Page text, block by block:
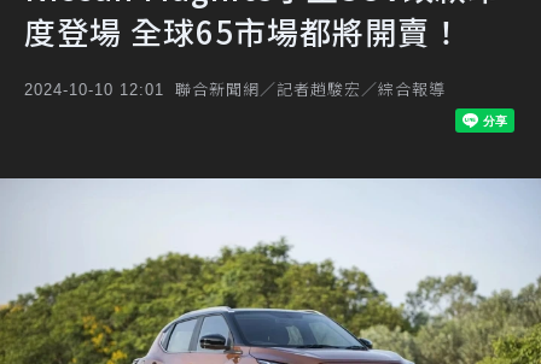
度登場 全球65市場都將開賣！
2024-10-10 12:01 聯合新聞網／記者趙駿宏／綜合報導